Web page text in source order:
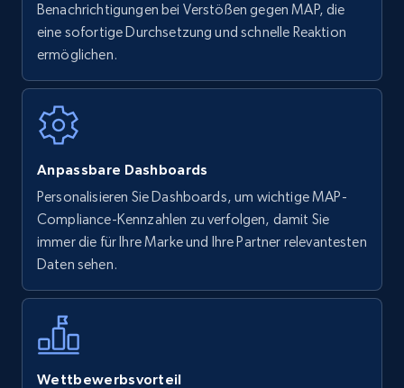
Benachrichtigungen bei Verstößen gegen MAP, die
eine sofortige Durchsetzung und schnelle Reaktion
ermöglichen.
Anpassbare Dashboards
Personalisieren Sie Dashboards, um wichtige MAP-
Compliance-Kennzahlen zu verfolgen, damit Sie
immer die für Ihre Marke und Ihre Partner relevantesten
Daten sehen.
Wettbewerbsvorteil